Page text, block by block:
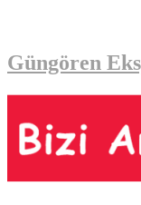
Güngören